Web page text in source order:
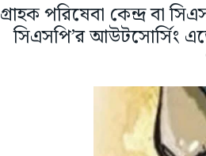
গ্রাহক পরিষেবা কেন্দ্র বা
সিএসপি’র আউটসোর্সিং